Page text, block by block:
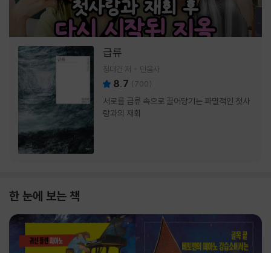
급류
정대건 저 민음사
8.7 (700)
서로를 급류 속으로 끌어당기는 파멸적인 첫사
랑과의 재회
한 눈에 보는 책